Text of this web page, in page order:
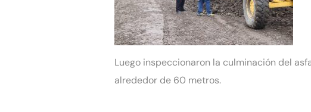
Luego inspeccionaron la culminación del
alrededor de 60 metros.